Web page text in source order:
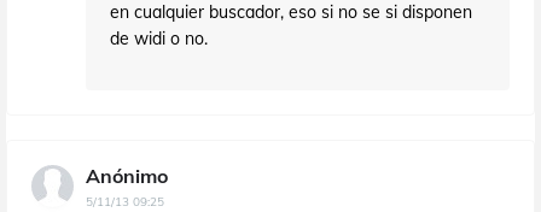
en cualquier buscador, eso si no se si disponen
de widi o no.
Anónimo
5/11/13 09:25